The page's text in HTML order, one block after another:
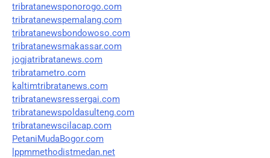
tribratanewsponorogo.com
tribratanewspemalang.com
tribratanewsbondowoso.com
tribratanewsmakassar.com
jogjatribratanews.com
tribratametro.com
kaltimtribratanews.com
tribratanewsressergai.com
tribratanewspoldasulteng.com
tribratanewscilacap.com
PetaniMudaBogor.com
lppmmethodistmedan.net